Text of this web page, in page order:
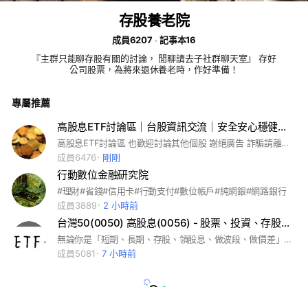
存股養老院
成員6207
記事本16
『主群只能聊存股有關的討論， 閒聊請去子社群聊天室』 存好
公司股票，為將來退休養老時，作好準備！
專屬推薦
高股息ETF討論區｜台股資訊交流｜安全安心穩健的投資方法｜
高股息ETF討論區 也歡迎討論其他個股 謝絕廣告 詐騙請離開 #高股息 #存股 #投資 #台股 #ETF #0056 #00878 #00882 #00900 #00915 #00918 #00919 #00713 #00730 #00731 #00701 #00728 #00742 #理財 #股息 #投資理財 #00881 #台積電
成員6476
剛剛
行動數位金融研究院
#理財#省錢#信用卡#行動支付#數位帳戶#純網銀#網路銀行
成員3889
2 小時前
台灣50(0050) 高股息(0056) - 股票、投資、存股、賺價差、領股息
無論你是「短期、長期、存股、領股息、做波段、做價差」的投資人，只要對投資理財「股市、房市、債市、原物料、ETF」有興趣的人，都歡迎到社團裡面討論並分享你的經驗給大家！ #0050 #0056 #台灣50 #高股息 #股市 #投資 #ETF #理財 #基金 #存股
成員5081
7 小時前